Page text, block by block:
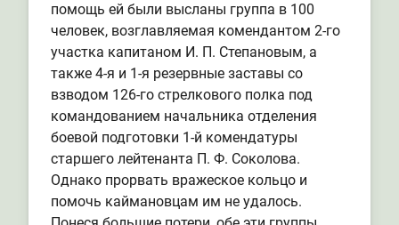
помощь ей были высланы группа в 100
человек, возглавляемая комендантом 2-го
участка капитаном И. П. Степановым, а
также 4-я и 1-я резервные заставы со
взводом 126-го стрелкового полка под
командованием начальника отделения
боевой подготовки 1-й комендатуры
старшего лейтенанта П. Ф. Соколова.
Однако прорвать вражеское кольцо и
помочь каймановцам им не удалось.